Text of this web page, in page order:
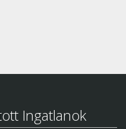
Ingatlanok